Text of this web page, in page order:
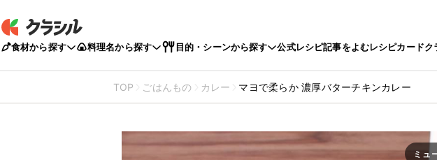
食材から探す 料理名から探す 目的・シーンから探す 公式レシピ記事をよむレシピカードク
TOP ごはんもの カレー マヨで柔らか 濃厚バターチキンカレー
ミュ